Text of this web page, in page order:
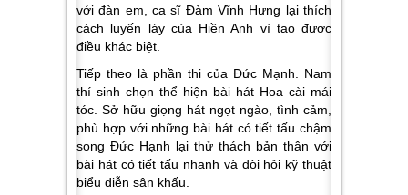
với đàn em, ca sĩ Đàm Vĩnh Hưng lại thích
cách luyến láy của Hiền Anh vì tạo được
điều khác biệt.
Tiếp theo là phần thi của Đức Mạnh. Nam
thí sinh chọn thể hiện bài hát Hoa cài mái
tóc Sở hữu giọng hát ngọt ngào, tình cảm,
phù hợp với những bài hát có tiết tấu chậm
song Đức Hạnh lại thử thách bản thân với
bài hát có tiết tấu nhanh và đòi hỏi kỹ thuật
biểu diễn sân khấu.